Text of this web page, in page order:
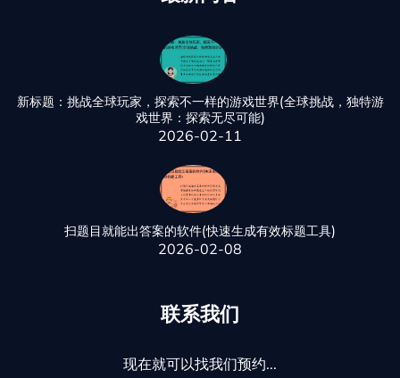
新标题：挑战全球玩家，探索不一样的游戏世界(全球挑战，独特游
戏世界：探索无尽可能)
2026-02-11
扫题目就能出答案的软件(快速生成有效标题工具)
2026-02-08
联系我们
现在就可以找我们预约...